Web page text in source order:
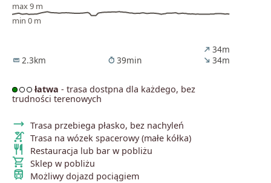
max 9 m
min 0 m
straighten 2.3km timer 39min
north_east34m
south_east34m
łatwa - trasa dostpna dla każdego, bez
trudności terenowych
trending_flat Trasa przebiega płasko, bez nachyleń
stroller Trasa na wózek spacerowy (małe kółka)
restaurant Restauracja lub bar w pobliżu
shopping_cart Sklep w pobliżu
train Możliwy dojazd pociągiem